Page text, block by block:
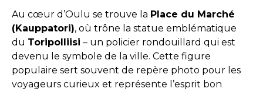
Au cœur d’Oulu se trouve la Place du Marché
(Kauppatori), où trône la statue emblématique
du Toripolliisi – un policier rondouillard qui est
devenu le symbole de la ville. Cette figure
populaire sert souvent de repère photo pour les
voyageurs curieux et représente l’esprit bon